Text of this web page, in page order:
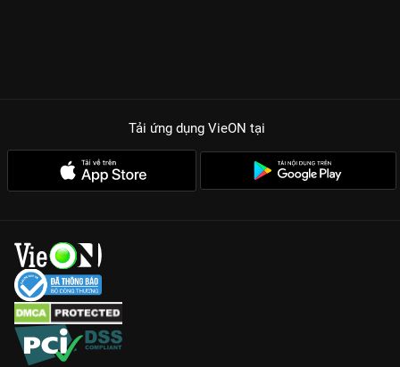
Tải ứng dụng VieON tại